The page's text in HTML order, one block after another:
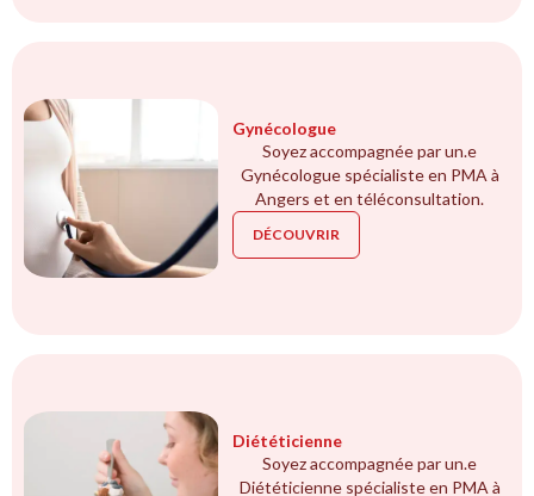
Gynécologue
Soyez accompagnée par un.e
Gynécologue spécialiste en PMA à
Angers et en téléconsultation.
DÉCOUVRIR
Diététicienne
Soyez accompagnée par un.e
Diététicienne spécialiste en PMA à